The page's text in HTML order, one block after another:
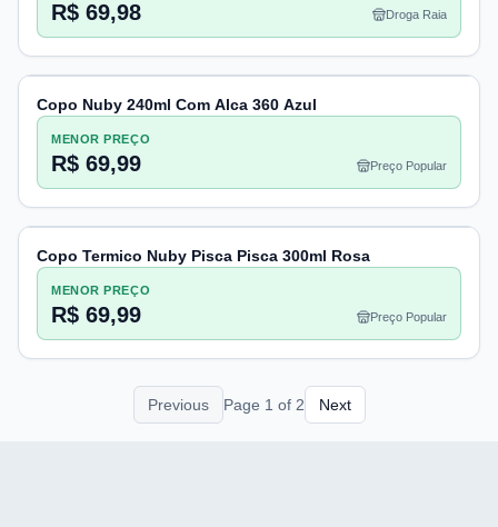
R$ 69,98 Droga Raia
Copo Nuby 240ml Com Alca 360 Azul
MENOR PREÇO
R$ 69,99 Preço Popular
Copo Termico Nuby Pisca Pisca 300ml Rosa
MENOR PREÇO
R$ 69,99 Preço Popular
Previous Page 1 of 2 Next